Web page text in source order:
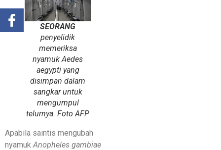
SEORANG
penyelidik
memeriksa
nyamuk Aedes
aegyptiyang
disimpan dalam
sangkar untuk
mengumpul
telurnya. Foto AFP
Apabila saintis mengubah
nyamuk Anopheles gambiae